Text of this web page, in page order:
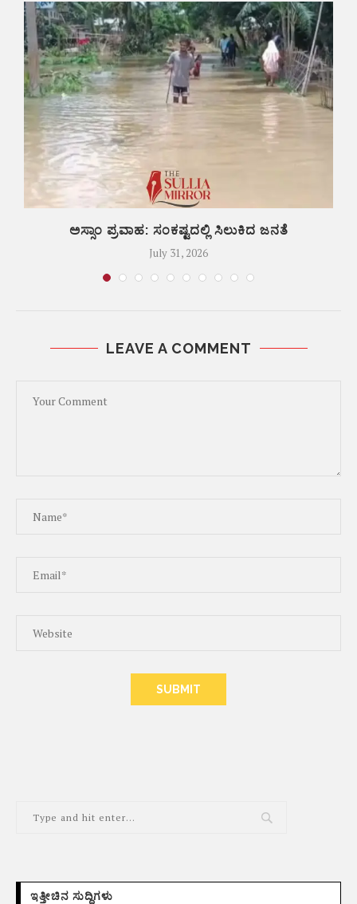
ಅಸ್ಸಾಂ ಪ್ರವಾಹ: ಸಂಕಷ್ಟದಲ್ಲಿ ಸಿಲುಕಿದ ಜನತೆ
July 31, 2026
LEAVE A COMMENT
ಇತ್ತೀಚಿನ ಸುದ್ದಿಗಳು